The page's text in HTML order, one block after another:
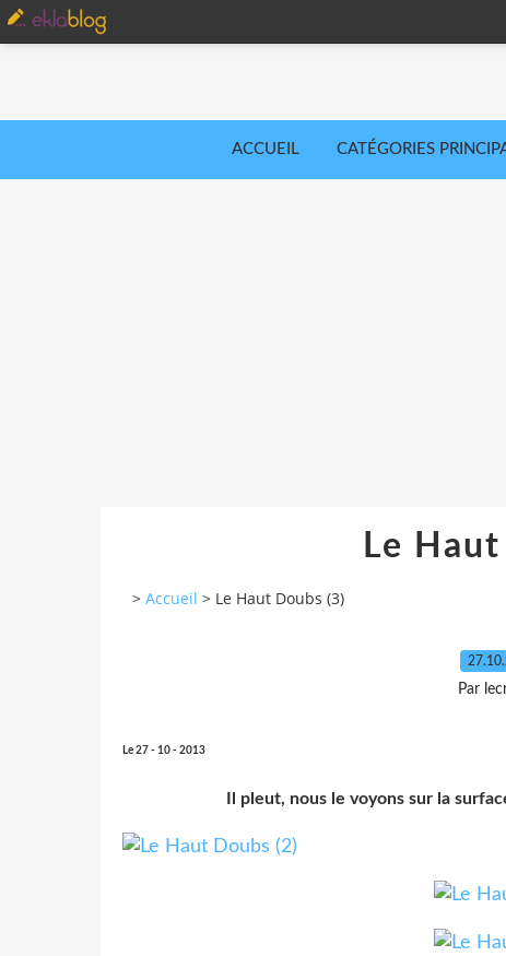
ACCUEIL CATÉGORIES
Le
> Accueil > Le Haut Doubs (3)
Par
Le 27 - 10 - 2013
Il pleut, nous le voyons sur la